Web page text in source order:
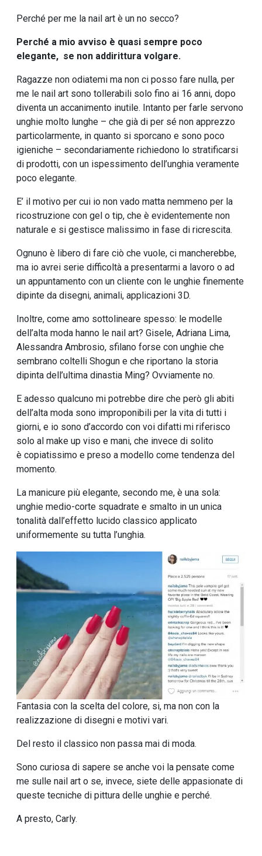
Perché per me la nail art è un no secco?
Perché a mio avviso è quasi sempre poco
elegante, se non addirittura volgare.
Ragazze non odiatemi ma non ci posso fare nulla, per
me le nail art sono tollerabili solo fino ai 16 anni, dopo
diventa un accanimento inutile. Intanto per farle servono
unghie molto lunghe – che già di per sé non apprezzo
particolarmente, in quanto si sporcano e sono poco
igieniche – secondariamente richiedono lo stratificarsi
di prodotti, con un ispessimento dell’unghia veramente
poco elegante.
E’ il motivo per cui io non vado matta nemmeno per la
ricostruzione con gel o tip, che è evidentemente non
naturale e si gestisce malissimo in fase di ricrescita.
Ognuno è libero di fare ciò che vuole, ci mancherebbe,
ma io avrei serie difficoltà a presentarmi a lavoro o ad
un appuntamento con un cliente con le unghie finemente
dipinte da disegni, animali, applicazioni 3D.
Inoltre, come amo sottolineare spesso: le modelle
dell’alta moda hanno le nail art? Gisele, Adriana Lima,
Alessandra Ambrosio, sfilano forse con unghie che
sembrano coltelli Shogun e che riportano la storia
dipinta dell’ultima dinastia Ming? Ovviamente no.
E adesso qualcuno mi potrebbe dire che però gli abiti
dell’alta moda sono improponibili per la vita di tutti i
giorni, e io sono d’accordo con voi difatti mi riferisco
solo al make up viso e mani, che invece di solito
è copiatissimo e preso a modello come tendenza del
momento.
La manicure più elegante, secondo me, è una sola:
unghie medio-corte squadrate e smalto in un unica
tonalità dall’effetto lucido classico applicato
uniformemente su tutta l’unghia.
Fantasia con la scelta del colore, si, ma non con la
realizzazione di disegni e motivi vari.
Del resto il classico non passa mai di moda.
Sono curiosa di sapere se anche voi la pensate come
me sulle nail art o se, invece, siete delle appasionate di
queste tecniche di pittura delle unghie e perché.
A presto, Carly.